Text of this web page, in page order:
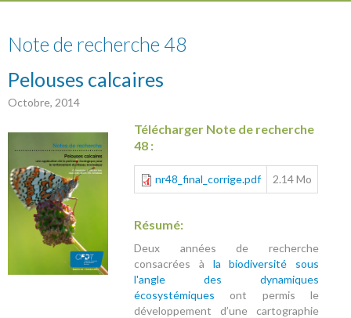
Note de recherche 48
Pelouses calcaires
Octobre, 2014
Télécharger Note de recherche
48 :
nr48_final_corrige.pdf 2.14 Mo
Résumé:
Deux années de recherche
consacrées à la biodiversité sous
l'angle des dynamiques
écosystémiques ont permis le
développement d’une cartographie